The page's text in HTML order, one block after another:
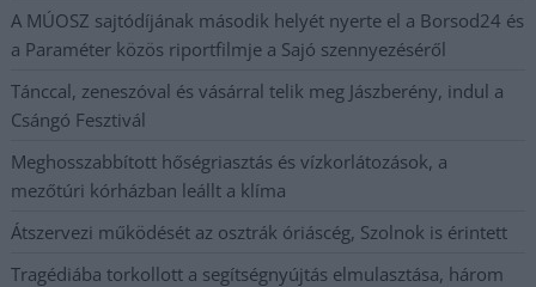
A MÚOSZ sajtódíjának második helyét nyerte el a Borsod24 és
a Paraméter közös riportfilmje a Sajó szennyezéséről
Tánccal, zeneszóval és vásárral telik meg Jászberény, indul a
Csángó Fesztivál
Meghosszabbított hőségriasztás és vízkorlátozások, a
mezőtúri kórházban leállt a klíma
Átszervezi működését az osztrák óriáscég, Szolnok is érintett
Tragédiába torkollott a segítségnyújtás elmulasztása, három